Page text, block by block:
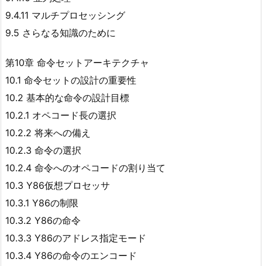
9.4.11 マルチプロセッシング
9.5 さらなる知識のために
第10章 命令セットアーキテクチャ
10.1 命令セットの設計の重要性
10.2 基本的な命令の設計目標
10.2.1 オペコード長の選択
10.2.2 将来への備え
10.2.3 命令の選択
10.2.4 命令へのオペコードの割り当て
10.3 Y86仮想プロセッサ
10.3.1 Y86の制限
10.3.2 Y86の命令
10.3.3 Y86のアドレス指定モード
10.3.4 Y86の命令のエンコード